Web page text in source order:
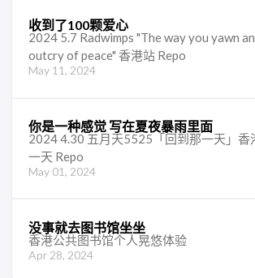
收到了100颗爱心
2024 5.7 Radwimps "The way you yawn
outcry of peace" 香港站 Repo
May 11, 2024
你是一种感觉 写在夏夜暴雨里面
2024 4.30 五月天5525「回到那一天」香
一天 Repo
May 01, 2024
没事就去图书馆坐坐
香港公共图书馆个人晃悠体验
Apr 28, 2024